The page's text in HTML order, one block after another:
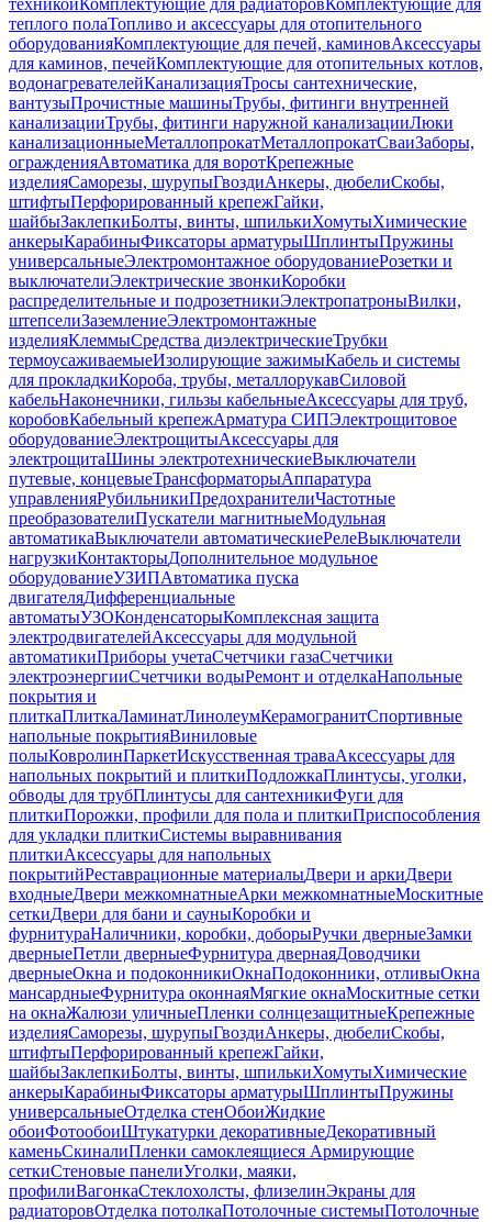
техникойКомплектующие для радиаторовКомплектующие для
теплого полаТопливо и аксессуары для отопительного
оборудованияКомплектующие для печей, каминовАксессуары
для каминов, печейКомплектующие для отопительных котлов,
водонагревателейКанализацияТросы сантехнические,
вантузыПрочистные машиныТрубы, фитинги внутренней
канализацииТрубы, фитинги наружной канализацииЛюки
канализационныеМеталлопрокатМеталлопрокатСваиЗаборы,
огражденияАвтоматика для воротКрепежные
изделияСаморезы, шурупыГвоздиАнкеры, дюбелиСкобы,
штифтыПерфорированный крепежГайки,
шайбыЗаклепкиБолты, винты, шпилькиХомутыХимические
анкерыКарабиныФиксаторы арматурыШплинтыПружины
универсальныеЭлектромонтажное оборудованиеРозетки и
выключателиЭлектрические звонкиКоробки
распределительные и подрозетникиЭлектропатроныВилки,
штепселиЗаземлениеЭлектромонтажные
изделияКлеммыСредства диэлектрическиеТрубки
термоусаживаемыеИзолирующие зажимыКабель и системы
для прокладкиКороба, трубы, металлорукавСиловой
кабельНаконечники, гильзы кабельныеАксессуары для труб,
коробовКабельный крепежАрматура СИПЭлектрощитовое
оборудованиеЭлектрощитыАксессуары для
электрощитаШины электротехническиеВыключатели
путевые, концевыеТрансформаторыАппаратура
управленияРубильникиПредохранителиЧастотные
преобразователиПускатели магнитныеМодульная
автоматикаВыключатели автоматическиеРелеВыключатели
нагрузкиКонтакторыДополнительное модульное
оборудованиеУЗИПАвтоматика пуска
двигателяДифференциальные
автоматыУЗОКонденсаторыКомплексная защита
электродвигателейАксессуары для модульной
автоматикиПриборы учетаСчетчики газаСчетчики
электроэнергииСчетчики водыРемонт и отделкаНапольные
покрытия и
плиткаПлиткаЛаминатЛинолеумКерамогранитСпортивные
напольные покрытияВиниловые
полыКовролинПаркетИскусственная траваАксессуары для
напольных покрытий и плиткиПодложкаПлинтусы, уголки,
обводы для трубПлинтусы для сантехникиФуги для
плиткиПорожки, профили для пола и плиткиПриспособления
для укладки плиткиСистемы выравнивания
плиткиАксессуары для напольных
покрытийРеставрационные материалыДвери и аркиДвери
входныеДвери межкомнатныеАрки межкомнатныеМоскитные
сеткиДвери для бани и сауныКоробки и
фурнитураНаличники, коробки, доборыРучки дверныеЗамки
дверныеПетли дверныеФурнитура двернаяДоводчики
дверныеОкна и подоконникиОкнаПодоконники, отливыОкна
мансардныеФурнитура оконнаяМягкие окнаМоскитные сетки
на окнаЖалюзи уличныеПленки солнцезащитныеКрепежные
изделияСаморезы, шурупыГвоздиАнкеры, дюбелиСкобы,
штифтыПерфорированный крепежГайки,
шайбыЗаклепкиБолты, винты, шпилькиХомутыХимические
анкерыКарабиныФиксаторы арматурыШплинтыПружины
универсальныеОтделка стенОбоиЖидкие
обоиФотообоиШтукатурки декоративныеДекоративный
каменьСкиналиПленки самоклеящиеся Армирующие
сеткиСтеновые панелиУголки, маяки,
профилиВагонкаСтеклохолсты, флизелинЭкраны для
радиаторовОтделка потолкаПотолочные системыПотолочные